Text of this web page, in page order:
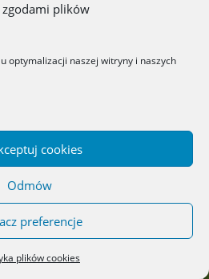
zgodami plików
optymalizacji naszej witryny i naszych
cookies
Odmów
preferencje
plików cookies